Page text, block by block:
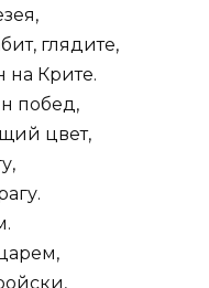
глядите,
на Крите.
побед,
цвет,